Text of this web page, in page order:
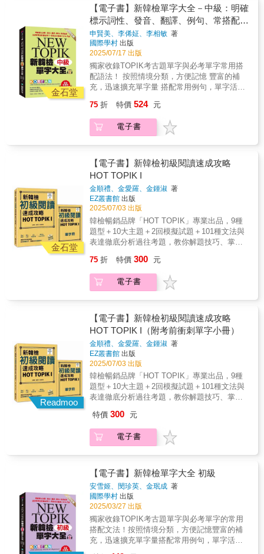
測驗檢測自己的學習成果 ◆每個大主題最後皆
有單字心智圖，帶領讀者藉由漢字增加韓語字
彙量 ◆超豐富的補充單字收錄在附錄中，CP值
爆表 ◆提供QR碼音檔線上收聽與下載
可掃描全書下載QR碼，下載全書的MP3音檔，
不需額外安裝自己不熟悉的播放APP才能聽，
也省去每次聽音檔都要掃描的麻煩！（註：打
包下載檔案為ZIP壓縮檔，請先安裝解壓縮程式
或APP再行下載，由於iOS系統對檔案下載的限
制，iPhone用戶在掃描出現「不支援的檔案類
型」後點擊右上角的三點，之後選擇「開啟方
式」，請等待手機轉圈完畢後，選擇「儲存到
縮。） & 本書特色 ◆收錄的必考單字有一套嚴
格的篩選標準 ◆將必考單字分為14大主題，大
主題再細分為多個小主題，方便記憶學習 ◆明
確標示詞性、發音、翻譯、例句、常搭配的文
測驗檢測自己的學習成果 ◆每個大主題最後皆
有單字心智圖，帶領讀者藉由漢字增加韓語字
彙量 ◆超豐富的補充單字收錄在附錄中，CP值
爆表 ◆提供QR碼音檔線上收聽與下載
使用的單字，同時與TOPIK考古題交叉比對過
後，曾出現於考古題中的單字，旨在幫助學習
者掌握最基本的韓語詞彙。 & ★依主題分類，
提供豐富的補充字彙及常用語法 篩選出來的單
字被分為十四個主題，收錄的例句皆與主題有
關，不僅有韓語教材裡實際使用的句子，還有
日常生活中的常用例句。此外，本書還有收錄
反義詞、類義詞、尊待語、謙卑語、關聯詞、
參考語等各種相關單字，同時還有非常豐富的
延伸單字收錄在附錄中。透過豐富的例句和詳
& ★超豐富的補充單字，一本CP值超高的
TOPIK單字書 附錄部分收錄了豐富的補充單
字，包括延伸單字、動物、魚貝類、昆蟲、蔬
內構造、家電用品、衛浴用品、廚房用品、韓
國景物地圖、單位名詞、被動詞／使用詞、反
義詞／類義詞、前綴詞／後綴詞目錄、被動詞
／使動詞、反義詞／類義詞、前綴詞／後綴詞
等，並提供了不規則動詞與形容詞的變化表，
讓學習者更加全面地掌握韓語。此外，還提供
了地圖、日常生活中常見的縮寫、對應的類義
詞與反義詞等，為學習者提供更多資源，提升
者，還是對韓語有興趣的初學者，本書都是一
礎詞彙，開啟學習之門。 & ★ 附贈QR碼線上
音檔隨掃隨聽！ 本書音檔以QR碼方式提供，可
隨書中內容掃描聆聽，免按上下鍵搜尋，快速
地讓音檔與內容互相搭配。亦可掃描全書下載
QR碼，下載全書的MP3音檔，不需額外安裝自
己不熟悉的播放APP才能聽，也省去每次聽音
檔都要掃描的麻煩！（註：打包下載檔案為ZIP
壓縮檔，請先安裝解壓縮程式或APP再行下
載，由於iOS系統對檔案下載的限制，iPhone用
戶在掃描出現「不支援的檔案類型」後點擊右
上角的三點，之後選擇「開啟方式」，請等待
手機轉圈完畢後，選擇「儲存到檔案」。即可
在「檔案APP」內執行解壓縮。） & 本書特色
◆收錄的必考單字有一套嚴格的篩選標準 ◆將
必考單字分為14大主題，大主題再細分為多個
小主題，方便記憶學習 ◆明確標示詞性、發
學習成果 ◆每個大主題最後皆有單字心智圖，
帶領讀者藉由漢字增加韓語字彙量 ◆超豐富的
補充單字收錄在附錄中，CP值爆表 ◆提供QR
碼音檔線上收聽與下載
金石堂
【電子書】新韓檢單字大全－中級：明確
標示詞性、發音、翻譯、例句、常搭配的
文法與豐富的補充單字，帶你高分通過
TOPIK考試
申賢美、李俙姃、李相敏 著
國際學村 出版
2025/07/17 出版
獨家收錄TOPIK考古題單字與必考單字常用搭
配語法！ 按照情境分類，方便記憶 豐富的補
充，迅速擴充單字量 搭配常用例句，單字活用
語教學、自我學習都適用 & ★交叉比對，嚴謹
的中級必考單字篩選機制 《新韓檢單字大全-中
級》收錄單字約2,000多個，有一套嚴格的單字
使用的單字，同時與TOPIK考古題交叉比對過
後，曾出現於考古題中的單字，旨在幫助學習
提供豐富的補充字彙及常用語法 篩選出來的單
字被分為十四個主題，收錄的例句皆與主題有
關，不僅有韓語教材裡實際使用的句子，還有
日常生活中的常用例句。此外，本書還有收錄
反義詞、類義詞、尊待語、謙卑語、關聯詞、
參考語等各種相關單字，同時還有非常豐富的
延伸單字收錄在附錄中。透過豐富的例句和詳
& ★超豐富的補充單字，一本CP值超高的
TOPIK單字書 附錄部分收錄了豐富的補充單
字，包括延伸單字、動物、魚貝類、昆蟲、蔬
內構造、家電用品、衛浴用品、廚房用品、韓
國景物地圖、單位名詞、被動詞／使用詞、反
義詞／類義詞、前綴詞／後綴詞目錄、被動詞
／使動詞、反義詞／類義詞、前綴詞／後綴詞
等，並提供了不規則動詞與形容詞的變化表，
讓學習者更加全面地掌握韓語。此外，還提供
了地圖、日常生活中常見的縮寫、對應的類義
詞與反義詞等，為學習者提供更多資源，提升
者，還是對韓語有興趣的初學者，本書都是一
本理想的學習工具書，幫助您快速掌握韓語基
礎詞彙，開啟學習之門。 & ★ 附贈QR碼線上
音檔隨掃隨聽！ 本書音檔以QR碼方式提供，可
隨書中內容掃描聆聽，免按上下鍵搜尋，快速
地讓音檔與內容互相搭配。亦可掃描全書下載
QR碼，下載全書的MP3音檔，不需額外安裝自
己不熟悉的播放APP才能聽，也省去每次聽音
檔都要掃描的麻煩！（註：打包下載檔案為ZIP
壓縮檔，請先安裝解壓縮程式或APP再行下
載，由於iOS系統對檔案下載的限制，iPhone用
戶在掃描出現「不支援的檔案類型」後點擊右
上角的三點，之後選擇「開啟方式」，請等待
75 折 特價 524 元
電子書
金石堂
【電子書】新韓檢初級閱讀速成攻略
HOT TOPIK I
金順禮、金愛羅、金鍾淑 著
EZ叢書館 出版
2025/07/03 出版
韓檢暢銷品牌「HOT TOPIK」專業出品，9種
題型＋10大主題＋2回模擬試題＋101種文法與
表達徹底分析過往考題，教你解題技巧、掌握
子太長又不知道如何分析？即使背了很多單字
和文法，卻總是在考場上抓不到重點、無法順
利作答？本書正是為了準備TOPIK I閱讀測驗的
題策略全公開依照TOPIK I閱讀考試常見的9種
題型，逐一分析命題重點和解題關鍵，並搭配
實用技巧與練習題，幫助你迅速掌握答題邏
輯，不再盲猜！特色二：10大主題整理＋必備
字彙精選精選初級韓檢常見10大閱讀主題，針
對每個主題搭配解析和延伸單字，強化閱讀理
解力的同時，有效拓展初級單字量，一次搞定
韓檢實力和語感！特色三：特別收錄2回模擬試
題＋101項文法表達＋考前衝刺單字別冊收錄仿
真度高的完整模擬試題2回，考前自我評量不慌
冊，系統化整理必考文法、動詞、形容詞和副
詞，讓複習更有效率！
75 折 特價 300 元
電子書
Readmoo
【電子書】新韓檢初級閱讀速成攻略
HOT TOPIK I（附考前衝刺單字小冊）
金順禮、金愛羅、金鍾淑 著
EZ叢書館 出版
2025/07/03 出版
韓檢暢銷品牌「HOT TOPIK」專業出品，9種
題型＋10大主題＋2回模擬試題＋101種文法與
表達徹底分析過往考題，教你解題技巧、掌握
子太長又不知道如何分析？即使背了很多單字
和文法，卻總是在考場上抓不到重點、無法順
利作答？本書正是為了準備TOPIK I閱讀測驗的
題策略全公開依照TOPIK I閱讀考試常見的9種
題型，逐一分析命題重點和解題關鍵，並搭配
實用技巧與練習題，幫助你迅速掌握答題邏
輯，不再盲猜！特色二：10大主題整理＋必備
字彙精選精選初級韓檢常見10大閱讀主題，針
對每個主題搭配解析和延伸單字，強化閱讀理
解力的同時，有效拓展初級單字量，一次搞定
韓檢實力和語感！特色三：特別收錄2回模擬試
特價 300 元
電子書
【電子書】新韓檢單字大全 初級
安雪姬、閔珍英、金珉成 著
國際學村 出版
2025/03/27 出版
獨家收錄TOPIK考古題單字與必考單字的常用
搭配文法！按照情境分類，方便記憶豐富的補
充，迅速擴充單字量搭配常用例句，單字活用